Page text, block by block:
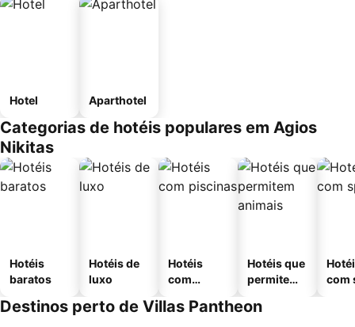
Hotel Aparthotel
Categorias de hotéis populares em Agios
Nikitas
Hotéis
baratos
Hotéis de
luxo
Hotéis
com
Hotéis que
permitem
com
Destinos perto de Villas Pantheon